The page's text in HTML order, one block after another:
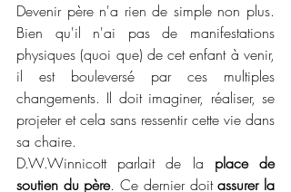
Devenir père n'a rien de simple non plus.
Bien qu'il n'ai pas de manifestations
physiques (quoi que) de cet enfant à venir,
il est bouleversé par ces multiples
changements. Il doit imaginer, réaliser, se
projeter et cela sans ressentir cette vie dans
sa chaire.
D.W.Winnicott parlait de la place de
soutien du père. Ce dernier doit assurer la